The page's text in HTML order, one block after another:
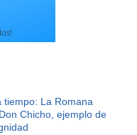
tiempo: La Romana
Chicho, ejemplo de